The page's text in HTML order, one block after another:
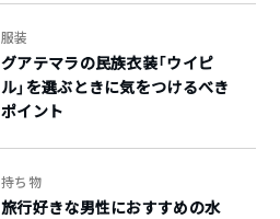
服装
グアテマラの民族衣装「ウイピ
ル」を選ぶときに気をつけるべき
ポイント
持ち物
旅行好きな男性におすすめの水